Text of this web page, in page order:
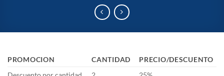
PROMOCION CANTIDAD
PRECIO/DESCUENTO